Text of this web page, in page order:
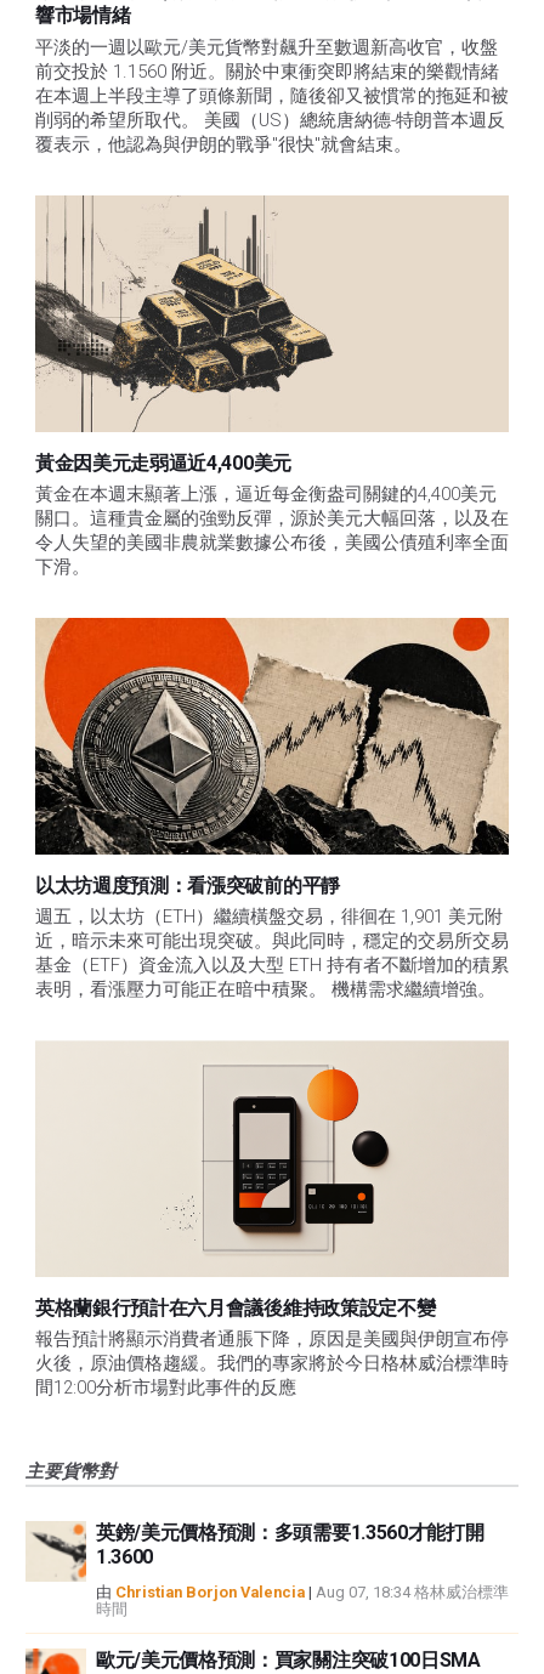
響市場情緒
平淡的一週以歐元/美元貨幣對飆升至數週新高收官，收盤
前交投於 1.1560 附近。關於中東衝突即將結束的樂觀情緒
在本週上半段主導了頭條新聞，隨後卻又被慣常的拖延和被
削弱的希望所取代。 美國（US）總統唐納德-特朗普本週反
覆表示，他認為與伊朗的戰爭"很快"就會結束。
黃金因美元走弱逼近4,400美元
黃金在本週末顯著上漲，逼近每金衡盎司關鍵的4,400美元
關口。這種貴金屬的強勁反彈，源於美元大幅回落，以及在
令人失望的美國非農就業數據公布後，美國公債殖利率全面
下滑。
以太坊週度預測：看漲突破前的平靜
週五，以太坊（ETH）繼續橫盤交易，徘徊在 1,901 美元附
近，暗示未來可能出現突破。與此同時，穩定的交易所交易
基金（ETF）資金流入以及大型 ETH 持有者不斷增加的積累
表明，看漲壓力可能正在暗中積聚。 機構需求繼續增強。
英格蘭銀行預計在六月會議後維持政策設定不變
報告預計將顯示消費者通脹下降，原因是美國與伊朗宣布停
火後，原油價格趨緩。我們的專家將於今日格林威治標準時
間12:00分析市場對此事件的反應
主要貨幣對
英鎊/美元價格預測：多頭需要1.3560才能打開
1.3600
由 Christian Borjon Valencia | Aug 07, 18:34 格林威治標準
時間
歐元/美元價格預測：買家關注突破100日SMA